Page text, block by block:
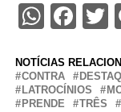
NOTÍCIAS
CONTRA
LATROCÍNIOS
PRENDE
TRÊS